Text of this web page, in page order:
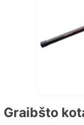
Graibšto